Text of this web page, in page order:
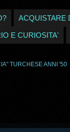
ACQUISTARE
E CURIOSITA'
TURCHESE ANNI '50